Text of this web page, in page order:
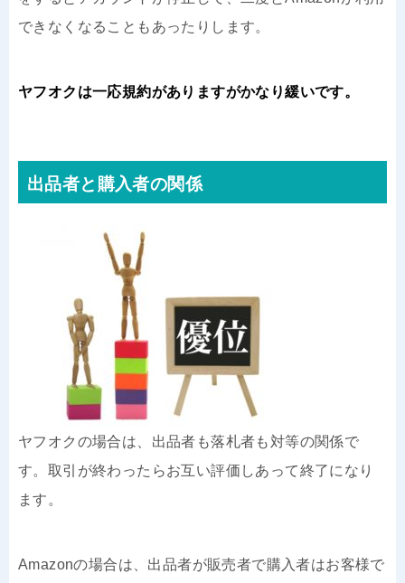
できなくなることもあったりします。
ヤフオクは一応規約がありますがかなり緩いです。
出品者と購入者の関係
ヤフオクの場合は、出品者も落札者も対等の関係で
す。取引が終わったらお互い評価しあって終了になり
ます。
Amazonの場合は、出品者が販売者で購入者はお客様で